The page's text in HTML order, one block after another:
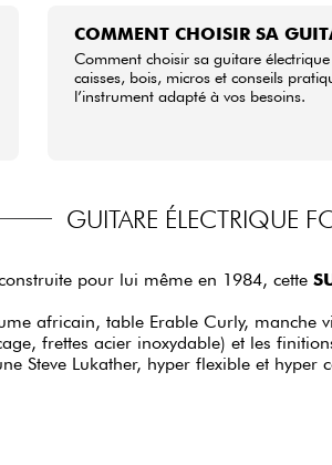
COMMENT CHOISIR SA
Comment choisir sa guitare
caisses, bois, micros et conseils
l’instrument adapté à vos besoins.
GUITARE ÉLECTRIQUE
pour lui même en 1984, cette
africain, table Erable Curly,
frettes acier inoxydable) et les
Steve Lukather, hyper flexible et